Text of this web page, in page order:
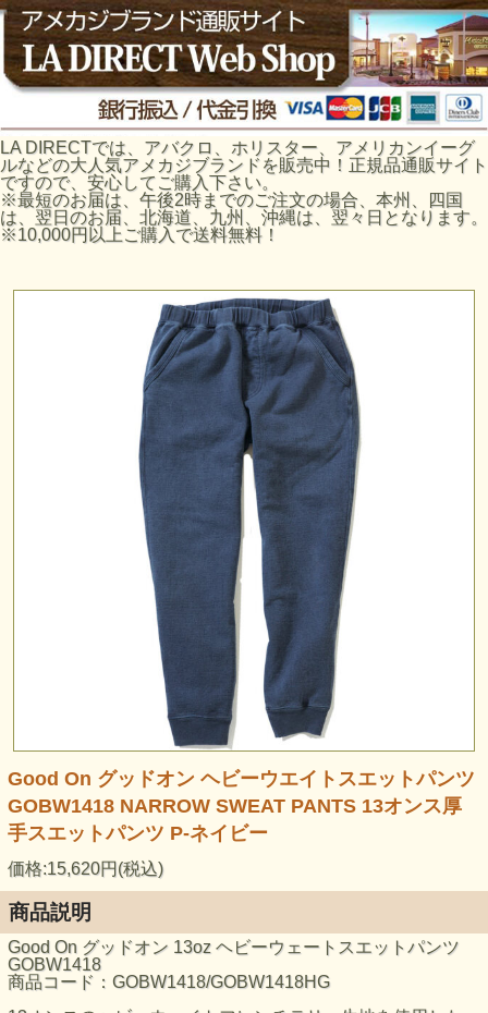
LA DIRECTでは、アバクロ、ホリスター、アメリカンイーグ
ルなどの大人気アメカジブランドを販売中！正規品通販サイト
ですので、安心してご購入下さい。
※最短のお届は、午後2時までのご注文の場合、本州、四国
は、翌日のお届、北海道、九州、沖縄は、翌々日となります。
※10,000円以上ご購入で送料無料！
Good On グッドオン ヘビーウエイトスエットパンツ
GOBW1418 NARROW SWEAT PANTS 13オンス厚
手スエットパンツ P-ネイビー
価格:15,620円(税込)
商品説明
Good On グッドオン 13oz ヘビーウェートスエットパンツ
GOBW1418
商品コード：GOBW1418/GOBW1418HG